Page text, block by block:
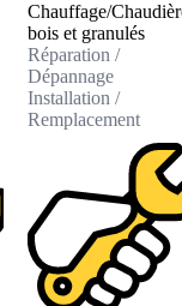
Chauffage/
bois et granulés
Réparation /
Dépannage
Installation /
Remplacement